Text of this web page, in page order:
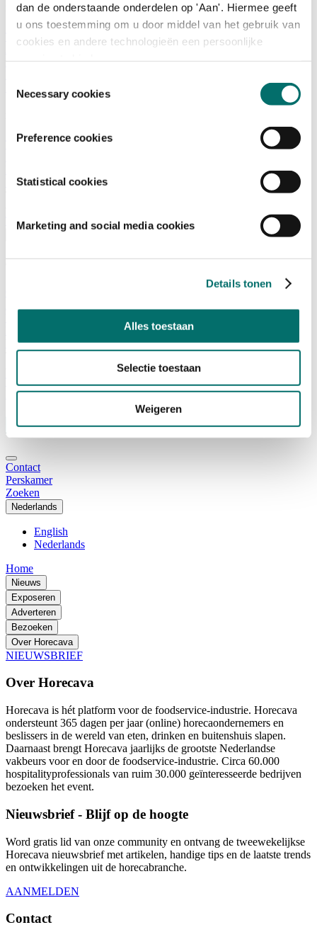
dan de onderstaande onderdelen op 'Aan'. Hiermee geeft
u ons toestemming om u door middel van het gebruik van
cookies en andere technologieën een persoonlijke
Necessary cookies
Preference cookies
Statistical cookies
Marketing and social media cookies
Details tonen
Alles toestaan
Selectie toestaan
Weigeren
Programma
Terugblik
Activiteiten
Exposantenlijst
Programma
Tickets
Veelgestelde Vragen
TICKETS HORECAVA
Over Horecava
Vacatures
Ticket kopen voor Horecava
TICKETS HORECAVA
NIEUWSBRIEF
Contact
Perskamer
Zoeken
Nederlands
English
Nederlands
Home
Nieuws
Exposeren
Adverteren
Bezoeken
Over Horecava
NIEUWSBRIEF
Over Horecava
Horecava is hét platform voor de foodservice-industrie. Horecava
ondersteunt 365 dagen per jaar (online) horecaondernemers en
beslissers in de wereld van eten, drinken en buitenshuis slapen.
Daarnaast brengt Horecava jaarlijks de grootste Nederlandse
vakbeurs voor en door de foodservice-industrie. Circa 60.000
hospitalityprofessionals van ruim 30.000 geïnteresseerde bedrijven
bezoeken het event.
Nieuwsbrief - Blijf op de hoogte
Word gratis lid van onze community en ontvang de tweewekelijkse
Horecava nieuwsbrief met artikelen, handige tips en de laatste trends
en ontwikkelingen uit de horecabranche.
AANMELDEN
Contact